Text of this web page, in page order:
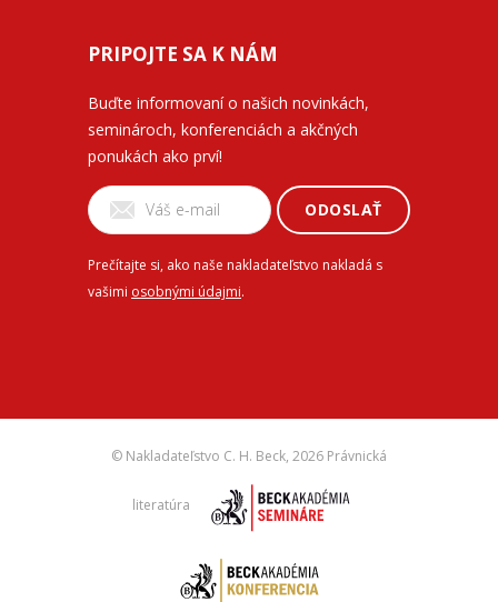
PRIPOJTE SA K NÁM
Buďte informovaní o našich novinkách,
seminároch, konferenciách a akčných
ponukách ako prví!
ODOSLAŤ
Prečítajte si, ako naše nakladateľstvo nakladá s
vašimi osobnými údajmi.
© Nakladateľstvo C. H. Beck, 2026 Právnická
literatúra